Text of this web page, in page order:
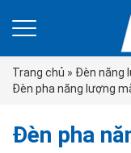
Trang chủ » Đèn năng
Đèn pha năng lượng
Đèn pha